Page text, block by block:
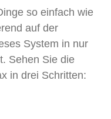
so einfach wie
auf der
System in nur
Sehen Sie die
in drei Schritten: